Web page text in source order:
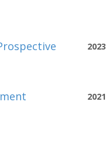
2023
2021